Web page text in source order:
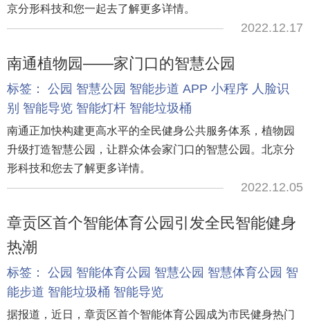
京分形科技和您一起去了解更多详情。
2022.12.17
南通植物园——家门口的智慧公园
标签： 公园 智慧公园 智能步道 APP 小程序 人脸识
别 智能导览 智能灯杆 智能垃圾桶
南通正加快构建更高水平的全民健身公共服务体系，植物园
升级打造智慧公园，让群众体会家门口的智慧公园。北京分
形科技和您去了解更多详情。
2022.12.05
章贡区首个智能体育公园引发全民智能健身
热潮
标签： 公园 智能体育公园 智慧公园 智慧体育公园 智
能步道 智能垃圾桶 智能导览
据报道，近日，章贡区首个智能体育公园成为市民健身热门